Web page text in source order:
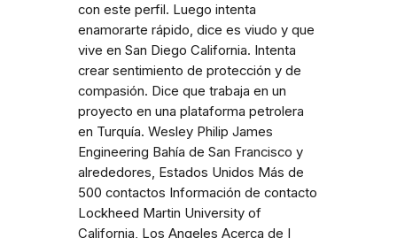
con este perfil. Luego intenta
enamorarte rápido, dice es viudo y que
vive en San Diego California. Intenta
crear sentimiento de protección y de
compasión. Dice que trabaja en un
proyecto en una plataforma petrolera
en Turquía. Wesley Philip James
Engineering Bahía de San Francisco y
alrededores, Estados Unidos Más de
500 contactos Información de contacto
Lockheed Martin University of
California, Los Angeles Acerca de I